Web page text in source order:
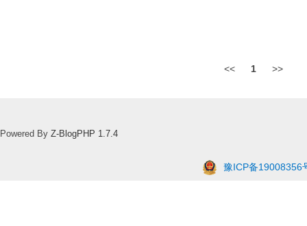
<< 1 >>
Powered By Z-BlogPHP 1.7.4
豫ICP备19008356